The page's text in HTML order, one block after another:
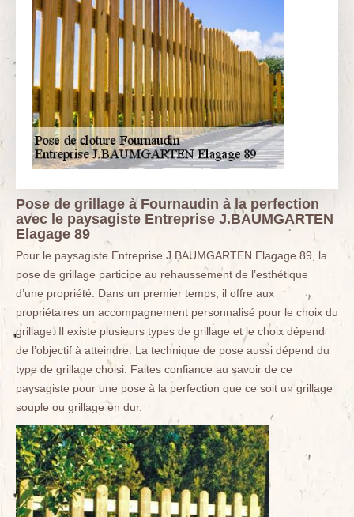
Pose de grillage à Fournaudin à la perfection
avec le paysagiste Entreprise J.BAUMGARTEN
Elagage 89
Pour le paysagiste Entreprise J.BAUMGARTEN Elagage 89, la
pose de grillage participe au rehaussement de l’esthétique
d’une propriété. Dans un premier temps, il offre aux
propriétaires un accompagnement personnalisé pour le choix du
grillage. Il existe plusieurs types de grillage et le choix dépend
de l’objectif à atteindre. La technique de pose aussi dépend du
type de grillage choisi. Faites confiance au savoir de ce
paysagiste pour une pose à la perfection que ce soit un grillage
souple ou grillage en dur.